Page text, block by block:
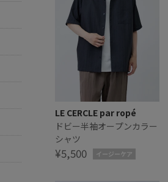
LE CERCLE par ropé
ドビー半袖オープンカラー
シャツ
¥5,500 イージーケア